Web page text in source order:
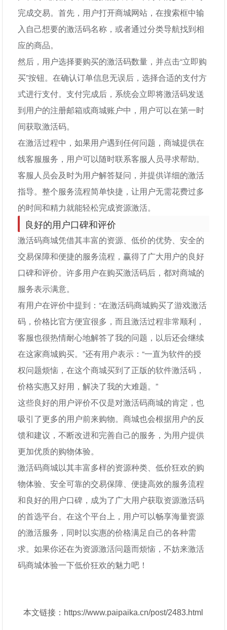
完成交易。首先，用户打开商城网站，在搜索框中输
入自己想要的激活码名称，或者通过分类导航找到相
应的商品。
然后，用户选择要购买的激活码数量，并点击“立即购
买”按钮。在确认订单信息无误后，选择合适的支付方
式进行支付。支付完成后，系统会立即将激活码发送
到用户的注册邮箱或商城账户中，用户可以在第一时
间获取激活码。
在激活过程中，如果用户遇到任何问题，商城提供在
线客服服务，用户可以随时联系客服人员寻求帮助。
客服人员会及时为用户解答疑问，并提供详细的激活
指导。整个服务流程简单快捷，让用户无需花费过多
的时间和精力就能轻松完成资源激活。
良好的用户口碑和评价
激活码商城凭借其丰富的资源、低价的优势、安全的
交易保障和便捷的服务流程，赢得了广大用户的良好
口碑和评价。许多用户在购买激活码后，都对商城的
服务表示满意。
有用户在评价中提到：“在激活码商城购买了游戏激活
码，价格比官方便宜很多，而且激活过程非常顺利，
客服也很热情耐心地解答了我的问题，以后还会继续
在这家商城购买。”还有用户表示：“一直为软件的授
权问题烦恼，在这个商城买到了正版的软件激活码，
价格实惠又好用，解决了我的大难题。”
这些良好的用户评价不仅是对激活码商城的肯定，也
吸引了更多的用户前来购物。商城也会根据用户的反
馈和建议，不断改进和完善自己的服务，为用户提供
更加优质的购物体验。
激活码商城以其丰富多样的资源种类、低价狂欢的购
物体验、安全可靠的交易保障、便捷高效的服务流程
和良好的用户口碑，成为了广大用户获取资源激活码
的首选平台。在这个平台上，用户可以畅享海量资源
的激活服务，同时以实惠的价格满足自己的各种需
求。如果你还在为资源激活问题而烦恼，不妨来激活
码商城体验一下低价狂欢的魅力吧！
本文链接：https://www.paipaika.cn/post/2483.html